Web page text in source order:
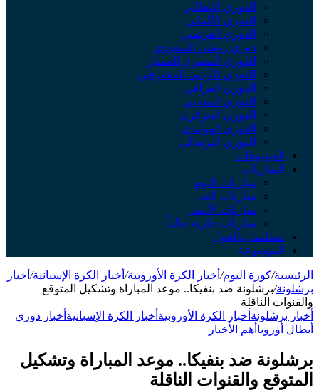
الدوري الإيطالي
الدوري الألماني
الدوري الفرنسي
دوري روشن السعودي
الدوري المصري الممتاز
الدوري الأردني للمحترفين
الدوري العراقي
الدوري المغربي
الدوري الجزائري
الدوري الهولندي
الدوري البرتغالي
الفيديوهات
المباريات
مباريات اليوم
مباريات الغد
مباريات الأمس
مباريات جارية حالياً
مسلسل بالجول
الموسوعة
الرئيسية/كورة اليوم/ أخبار الكرة الأوروبية/ أخبار الكرة الإسبانية/ أخبار
برشلونة/برشلونة ضد بنفيكا.. موعد المباراة وتشكيل المتوقع
والقنوات الناقلة
أخبار برشلونة أخبار الكرة الأوروبية أخبار الكرة الإسبانية أخبار دوري
أبطال أوروبا أهم الأخبار
برشلونة ضد بنفيكا.. موعد المباراة وتشكيل
المتوقع والقنوات الناقلة